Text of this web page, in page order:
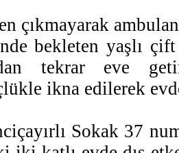
çıkmayarak
bekleten yaşlı
tekrar eve
ikna edilerek
Sokak 37